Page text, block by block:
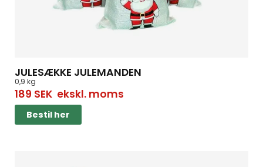
JULESÆKKE JULEMANDEN
0,9 kg
189 SEKekskl. moms
Bestil her